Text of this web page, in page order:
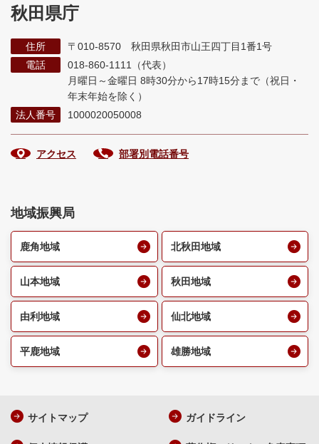
秋田県庁
住所
〒010-8570 秋田県秋田市山王四丁目1番1号
電話
018-860-1111（代表）
月曜日～金曜日 8時30分から17時15分まで （祝日・
年末年始を除く）
法人番号
1000020050008
アクセス 部署別電話番号
地域振興局
鹿角地域 北秋田地域
山本地域 秋田地域
由利地域 仙北地域
平鹿地域 雄勝地域
サイトマップ ガイドライン